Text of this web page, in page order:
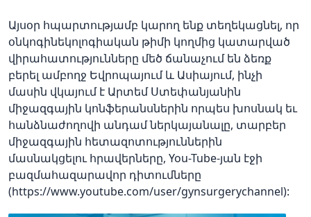
Այսօր հպարտությամբ կարող ենք տեղեկացնել, որ
օնկոգինեկոլոգիական թիմի կողմից կատարված
վիրահատությունները մեծ ճանաչում են ձեռք
բերել ամբողջ Եվրոպայում և Ասիայում, ինչի
մասին վկայում է Արտեմ Ստեփանյանին
միջազգային կոնֆերանսներին որպես խոսնակ եւ
հանձնաժողովի անդամ ներկայանալը, տարբեր
միջազգային հետազոտություններին
մասնակցելու հրավերները, You-Tube-յան էջի
բազմահազարավոր դիտումները
(https://www.youtube.com/user/gynsurgerychannel):